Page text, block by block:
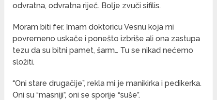
odvratna, odvratna riječ. Bolje zvuči sifilis.
Moram biti fer. Imam doktoricu Vesnu koja mi
povremeno uskače i ponešto izbriše ali ona zastupa
tezu da su bitni pamet, šarm… Tu se nikad nećemo
složiti.
“Oni stare drugačije”, rekla mi je manikirka i pedikerka.
Oni su “masniji”, oni se sporije “suše”.